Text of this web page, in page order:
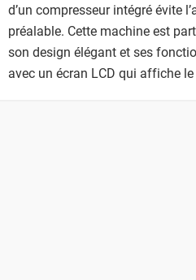
d’un compresseur intégré évite
préalable. Cette machine est
son design élégant et ses
avec un écran LCD qui affiche